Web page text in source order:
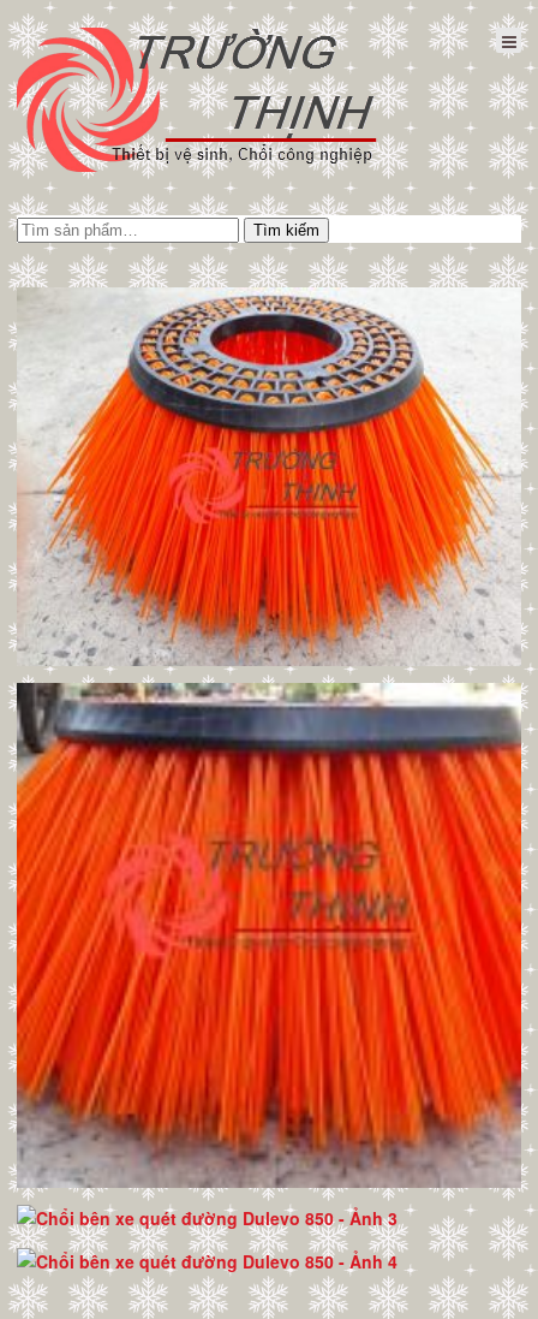
Tìm
kiếm:
Tìm kiếm